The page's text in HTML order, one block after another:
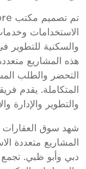
الاستخدامات
والسكنية للتطوير
هذه المشاريع
التحضر والطلب
المتكاملة. يقدم
والتطوير
شهد سوق العقارات
المشاريع متعددة
دبي وأبو ظبي. تجمع